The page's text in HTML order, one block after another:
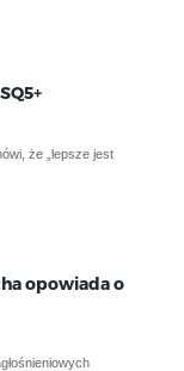
że „lepsze jest
opowiada o